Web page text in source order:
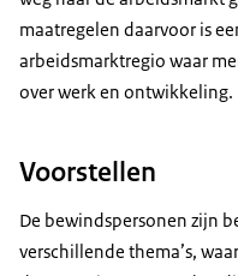
maatregelen daarvoor is
arbeidsmarktregio waar
over werk en ontwikkeling.
Voorstellen
De bewindspersonen zijn
verschillende thema’s,